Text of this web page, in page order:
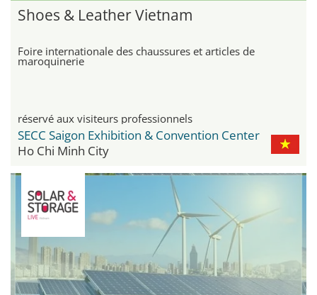
Shoes & Leather Vietnam
Foire internationale des chaussures et articles de
maroquinerie
réservé aux visiteurs professionnels
SECC Saigon Exhibition & Convention Center
Ho Chi Minh City